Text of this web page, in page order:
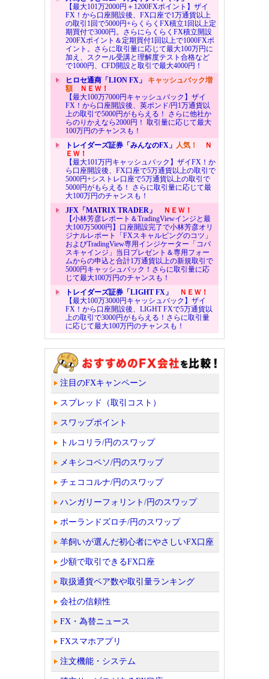
【最大101万2000円＋1200FXポイント】ザイ
FX！から口座開設後、FX口座で1万通貨以上
の取引1回で5000円+らくらくFX積立1回以上定
期買付で3000円。さらにらくらくFX積立開設
200FXポイント＆定期買付1回以上で1000FXポ
イント。さらに取引量に応じて最大100万円に
加え、スクール受講と理解度テスト合格など
で1000円、CFD開設と取引で最大4000円！
ヒロセ通商「LION FX」 キャッシュバック増
額ＮＥＷ！
【最大100万7000円キャッシュバック】ザイ
FX！から口座開設後、英ポンド/円1万通貨以
上の取引で5000円がもらえる！ さらに他社か
らのりかえなら2000円！ 取引量に応じて最大
100万円のチャンスも！
トレイダーズ証券「みんなのFX」 人気！
Ｎ
ＥＷ！
【最大101万円キャッシュバック】ザイFX！か
ら口座開設後、FX口座で5万通貨以上の取引で
5000円+シストレ口座で5万通貨以上の取引で
5000円がもらえる！ さらに取引量に応じて最
大100万円のチャンスも！
JFX「MATRIX TRADER」
ＮＥＷ！
【小林芳彦レポート＆TradingViewインジと最
大100万5000円】口座開設完了で小林芳彦オリ
ジナルレポート「FXスキャルピングのコツ」
およびTradingView専用インジケーター「コバ
スキャインジ」当日プレゼント＆専用フォー
ムからの申込と合計1万通貨以上の新規取引で
5000円キャッシュバック！さらに取引量に応
じて最大100万円のチャンスも！
トレイダーズ証券「LIGHT FX」
ＮＥＷ！
【最大100万3000円キャッシュバック】ザイ
FX！から口座開設後、LIGHT FXで5万通貨以
上の取引で3000円がもらえる！さらに取引量
に応じて最大100万円のチャンスも！
注目のFXキャンペーン
スプレッド（取引コスト）
スワップポイント
トルコリラ/円のスワップ
メキシコペソ/円のスワップ
チェココルナ/円のスワップ
ハンガリーフォリント/円のスワップ
ポーランドズロチ/円のスワップ
羊飼いが選んだ初心者にやさしいFX口座
少額で取引できるFX口座
取扱通貨ペア数や取引量ランキング
会社の信頼性
FX・為替ニュース
FXスマホアプリ
注文機能・システム